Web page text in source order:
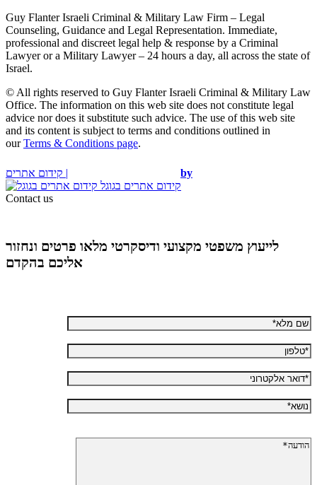
Guy Flanter Israeli Criminal & Military Law Firm – Legal
Counseling, Guidance and Legal Representation. Immediate,
professional and discreet legal help & response by a Criminal
Lawyer or a Military Lawyer – 24 hours a day, all across the state of
Israel.
© All rights reserved to Guy Flanter Israeli Criminal & Military Law
Office. The information on this web site does not constitute legal
advice nor does it substitute such advice. The use of this web site
and its content is subject to terms and conditions outlined in
ourTerms & Conditions page.
קידום אתרים |
by
קידום אתרים בגוגל
Contact us
לייעוץ משפטי מקצועי ודיסקרטי מלאו פרטים ונחזור
אליכם בהקדם